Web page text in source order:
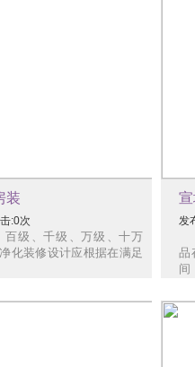
装
:0次
、千级、万级、十万
厂净化装修设计应根据在满足
宣
发
品
间